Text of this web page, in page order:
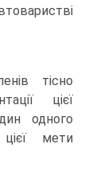
тісно
цієї
одного
мети